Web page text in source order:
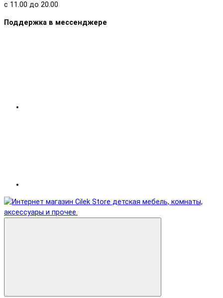
с 11.00 до 20.00
Поддержка в мессенджере